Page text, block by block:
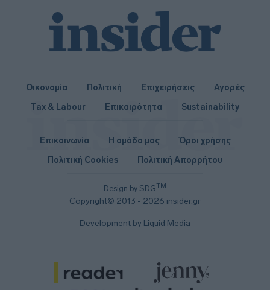
Οικονομία Πολιτική Επιχειρήσεις
Αγορές
Tax & Labour
Επικαιρότητα Sustainability
Design by SDGTM
Copyright© 2013 - 2026 insider.gr
Επικοινωνία Η ομάδα μας
Όροι χρήσης
Πολιτική Cookies
Πολιτική Απορρήτου
Development by Liquid Media